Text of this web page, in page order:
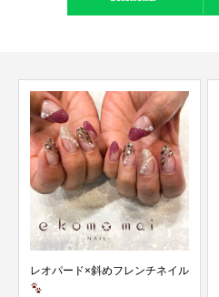
シェルラインネイル